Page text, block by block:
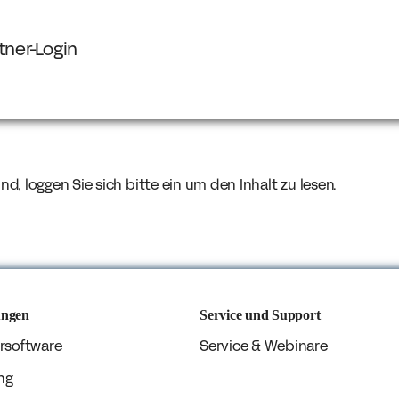
Login
loggen Sie sich bitte ein um den Inhalt zu lesen.
Service und Support
Service & Webinare